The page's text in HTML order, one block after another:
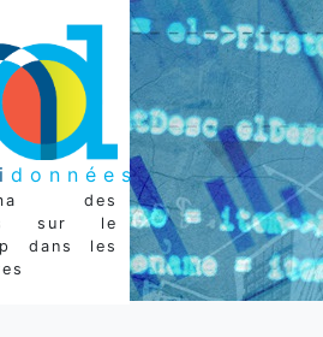
données
des
sur le
dans les